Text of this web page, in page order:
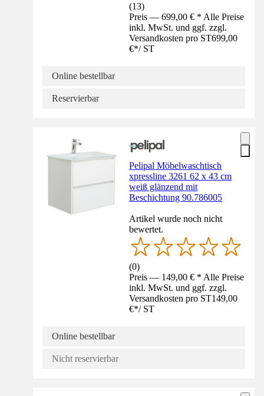
(13)
Preis — 699,00 € * Alle Preise
inkl. MwSt. und ggf. zzgl.
Versandkosten pro ST699,00
€*/ ST
Online bestellbar
Reservierbar
Pelipal Möbelwaschtisch
xpressline 3261 62 x 43 cm
weiß glänzend mit
Beschichtung 90.786005
Artikel wurde noch nicht
bewertet.
(0)
Preis — 149,00 € * Alle Preise
inkl. MwSt. und ggf. zzgl.
Versandkosten pro ST149,00
€*/ ST
Online bestellbar
Nicht reservierbar